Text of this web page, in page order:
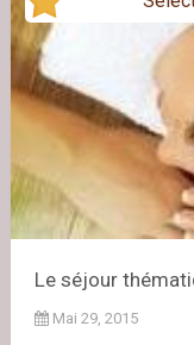
Le séjour
Mai 29, 2015